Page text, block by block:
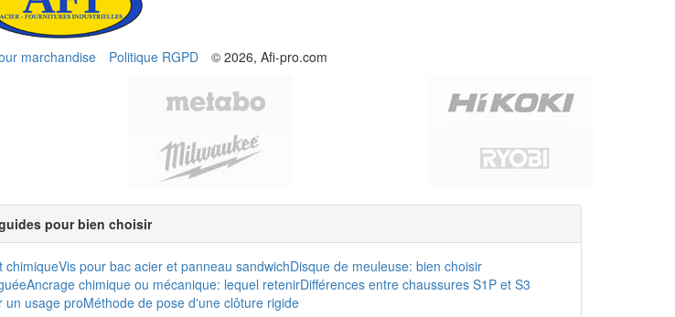
marchandise Politique RGPD © 2026, Afi-pro.com
pour bien choisir
chimiqueVis pour bac acier et panneau sandwichDisque de meuleuse: bien choisir
Ancrage chimique ou mécanique: lequel retenirDifférences entre chaussures S1P et S3
un usage proMéthode de pose d'une clôture rigide